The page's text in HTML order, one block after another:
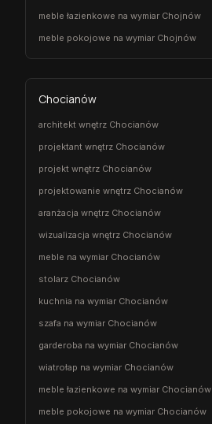
meble łazienkowe na wymiar Chojnów
meble pokojowe na wymiar Chojnów
Chocianów
architekt wnętrz Chocianów
projektant wnętrz Chocianów
projekt wnętrz Chocianów
projektowanie wnętrz Chocianów
aranżacja wnętrz Chocianów
wizualizacja wnętrz Chocianów
meble na wymiar Chocianów
stolarz Chocianów
kuchnia na wymiar Chocianów
szafa na wymiar Chocianów
garderoba na wymiar Chocianów
wiatrołap na wymiar Chocianów
meble łazienkowe na wymiar Chocianów
meble pokojowe na wymiar Chocianów